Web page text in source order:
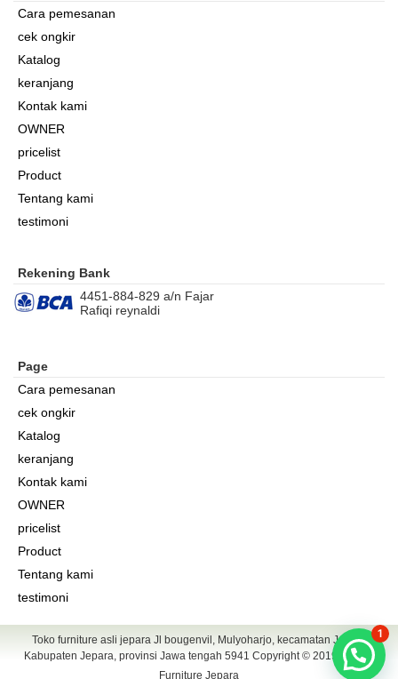
Cara pemesanan
cek ongkir
Katalog
keranjang
Kontak kami
OWNER
pricelist
Product
Tentang kami
testimoni
Rekening Bank
4451-884-829 a/n Fajar
Rafiqi reynaldi
Page
Cara pemesanan
cek ongkir
Katalog
keranjang
Kontak kami
OWNER
pricelist
Product
Tentang kami
testimoni
Toko furniture asli jepara Jl bougenvil, Mulyoharjo, kecamatan Jepara
Kabupaten Jepara, provinsi Jawa tengah 5941 Copyright © 2019
Gandis
Furniture Jepara
1